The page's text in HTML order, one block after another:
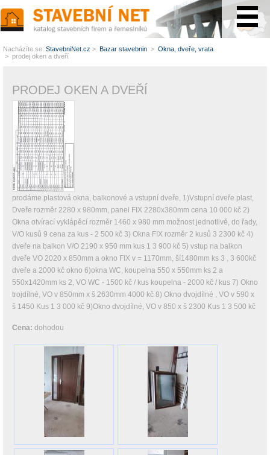
PRODEJ OKEN A DVEŘÍ
prodáme plastová okna, balkonové a vstupní dveře, 1)Vstupní dveře plast,
Dveře rozměr 2280 x 980mm, panel FIX 2280x380mm cena 10 000 kč 2)
Okna otvírací vyklápěcí rozměr 1460 x 980 mm možnost jednotlivě, do řady,
V/O kusů 9 cena za kus - 2 500 kč 3) Okna FIX rozměr 2 kusů 3 2300 kč 4)
dveře na balkon V/O 2190 x 950 mm kus 1 3 900 kč 5) vstup na balkon
dveře VO 2020 x 850mm a okno FIX v = 1170mm, ší1480mm ks 3 , 3 600kč
dveře a 2000 kč okno 6)okna WC, koupelna 550 x 550mm ks 2 a
550x1420mm ks 2, VO WC - 1500 kč / kus koupelna - 2000 kč / kus 7) Okno
trojdílné, VO v 850mm x š 2630mm 4000 kč 8) Okno dvojdílné , VO v 590 x
š 1450 Kus 1 3 000 kč 9)Okno dvojdílné, VO v 850 x š 2300 Kus 1 3 500 kč
Cena: dohodou
Nacházíte se: StavebniNet.cz > Bazar stavebnin > Okna, dveře, vrata
> prodej oken a dveří